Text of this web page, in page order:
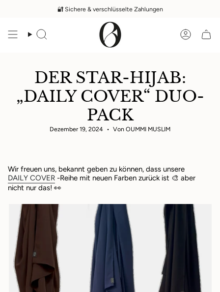
🔐 Sichere & verschlüsselte Zahlungen
Suche Konto
DER STAR-HIJAB:
„DAILY COVER“ DUO-
PACK
Dezember 19, 2024 Von OUMMI MUSLIM
Wir freuen uns, bekannt geben zu können, dass unsere
DAILY COVER -Reihe mit neuen Farben zurück ist 🎨 aber
nicht nur das! 👀